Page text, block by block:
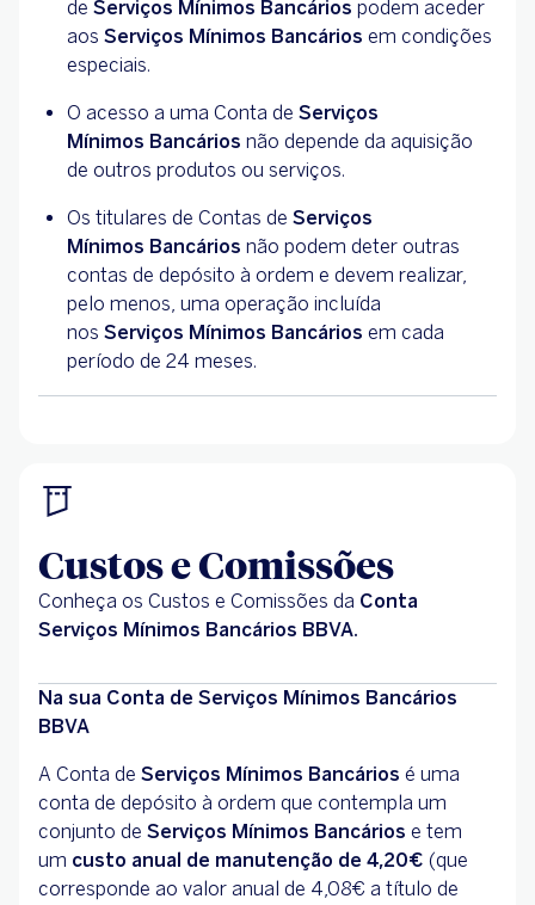
de Serviços Mínimos Bancários podem aceder
aos Serviços Mínimos Bancários em condições
especiais.
O acesso a uma Conta de Serviços
Mínimos Bancários não depende da aquisição
de outros produtos ou serviços.
Os titulares de Contas de Serviços
Mínimos Bancários não podem deter outras
contas de depósito à ordem e devem realizar,
pelo menos, uma operação incluída
nos Serviços Mínimos Bancários em cada
período de 24 meses.
Custos e Comissões
Conheça os Custos e Comissões da Conta
Serviços Mínimos Bancários BBVA.
Na sua Conta de Serviços Mínimos Bancários
BBVA
A Conta de Serviços Mínimos Bancários é uma
conta de depósito à ordem que contempla um
conjunto de Serviços Mínimos Bancários e tem
um custo anual de manutenção de 4,20€ (que
corresponde ao valor anual de 4,08€ a título de